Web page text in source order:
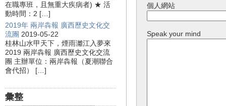
在職專班，且無重大疾病者) ★ 活
動時間：2 […]
2019年 兩岸犇報 廣西歷史文化交
流團 2019-05-22
桂林山水甲天下，煙雨灕江入夢來
2019 兩岸犇報 廣西歷史文化交流
團 主辦單位：兩岸犇報（夏潮聯合
會代招） […]
彙整
個人網站
Speak your mind